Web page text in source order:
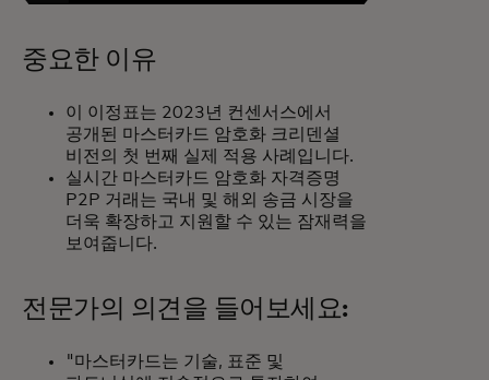
중요한 이유
이 이정표는 2023년 컨센서스에서
공개된 마스터카드 암호화 크리덴셜
비전의 첫 번째 실제 적용 사례입니다.
실시간 마스터카드 암호화 자격증명
P2P 거래는 국내 및 해외 송금 시장을
더욱 확장하고 지원할 수 있는 잠재력을
보여줍니다.
전문가의 의견을 들어보세요:
"마스터카드는 기술, 표준 및